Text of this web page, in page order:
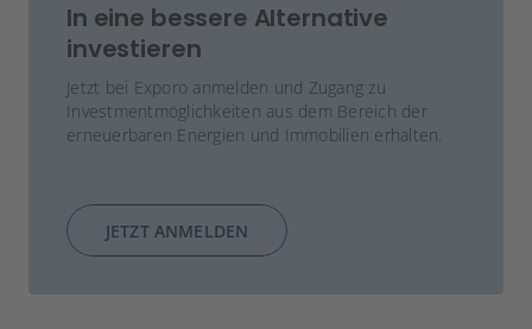
In eine bessere Alternative
investieren
Jetzt bei Exporo anmelden und Zugang zu
Investmentmöglichkeiten aus dem Bereich der
erneuerbaren Energien und Immobilien erhalten.
JETZT ANMELDEN